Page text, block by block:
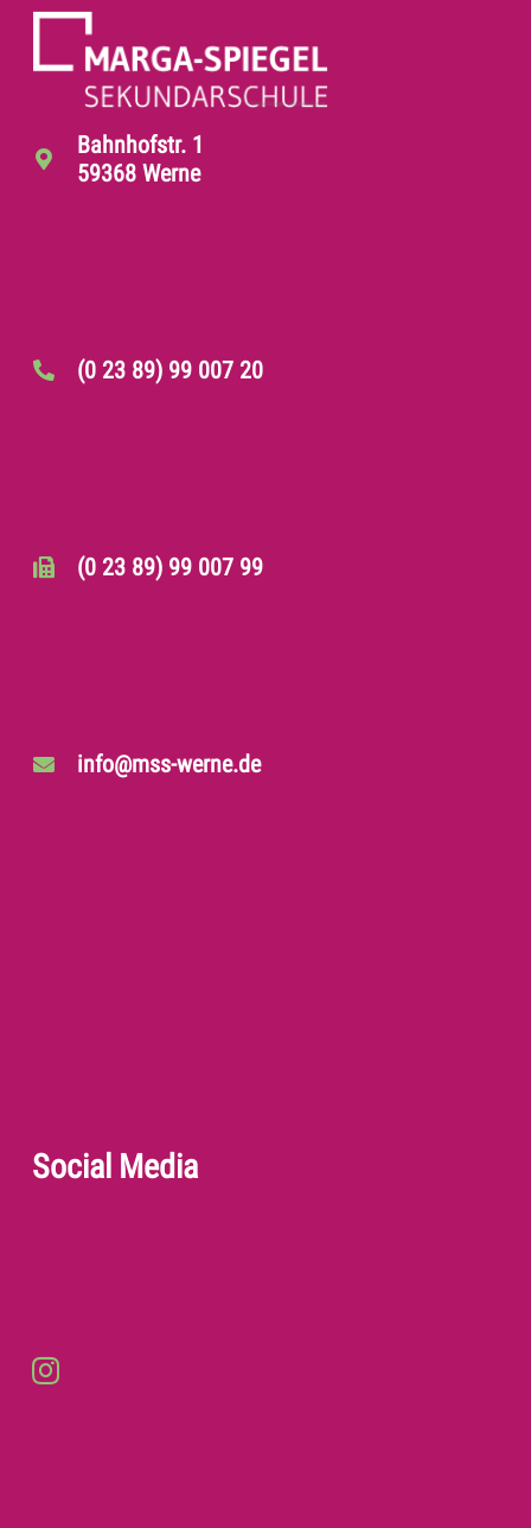
Bahnhofstr. 1
59368 Werne
(0 23 89) 99 007 20
(0 23 89) 99 007 99
info@mss-werne.de
Social Media